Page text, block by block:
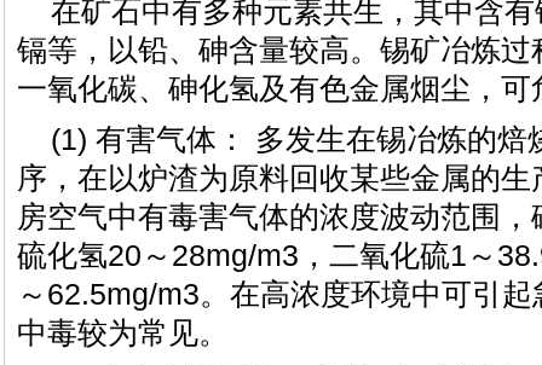
在矿石中有多种元素共生，其中含
镉等，以铅、砷含量较高。锡矿冶炼
一氧化碳、砷化氢及有色金属烟尘，
(1) 有害气体： 多发生在锡冶炼的焙
序，在以炉渣为原料回收某些金属的
房空气中有毒害气体的浓度波动范围
硫化氢20～28mg/m3，二氧化硫1～
～62.5mg/m3。在高浓度环境中可引
中毒较为常见。